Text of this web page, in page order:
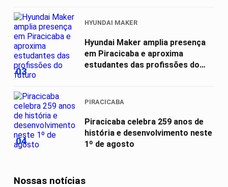
03
HYUNDAI MAKER
Hyundai Maker amplia presença
em Piracicaba e aproxima
estudantes das profissões do
04
PIRACICABA
Piracicaba celebra 259 anos de
história e desenvolvimento neste
1º de agosto
Nossas notícias